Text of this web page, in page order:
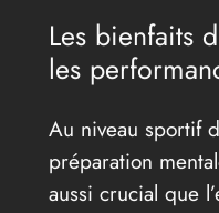
Les bienfaits
les
Au niveau sportif
préparation
aussi crucial que